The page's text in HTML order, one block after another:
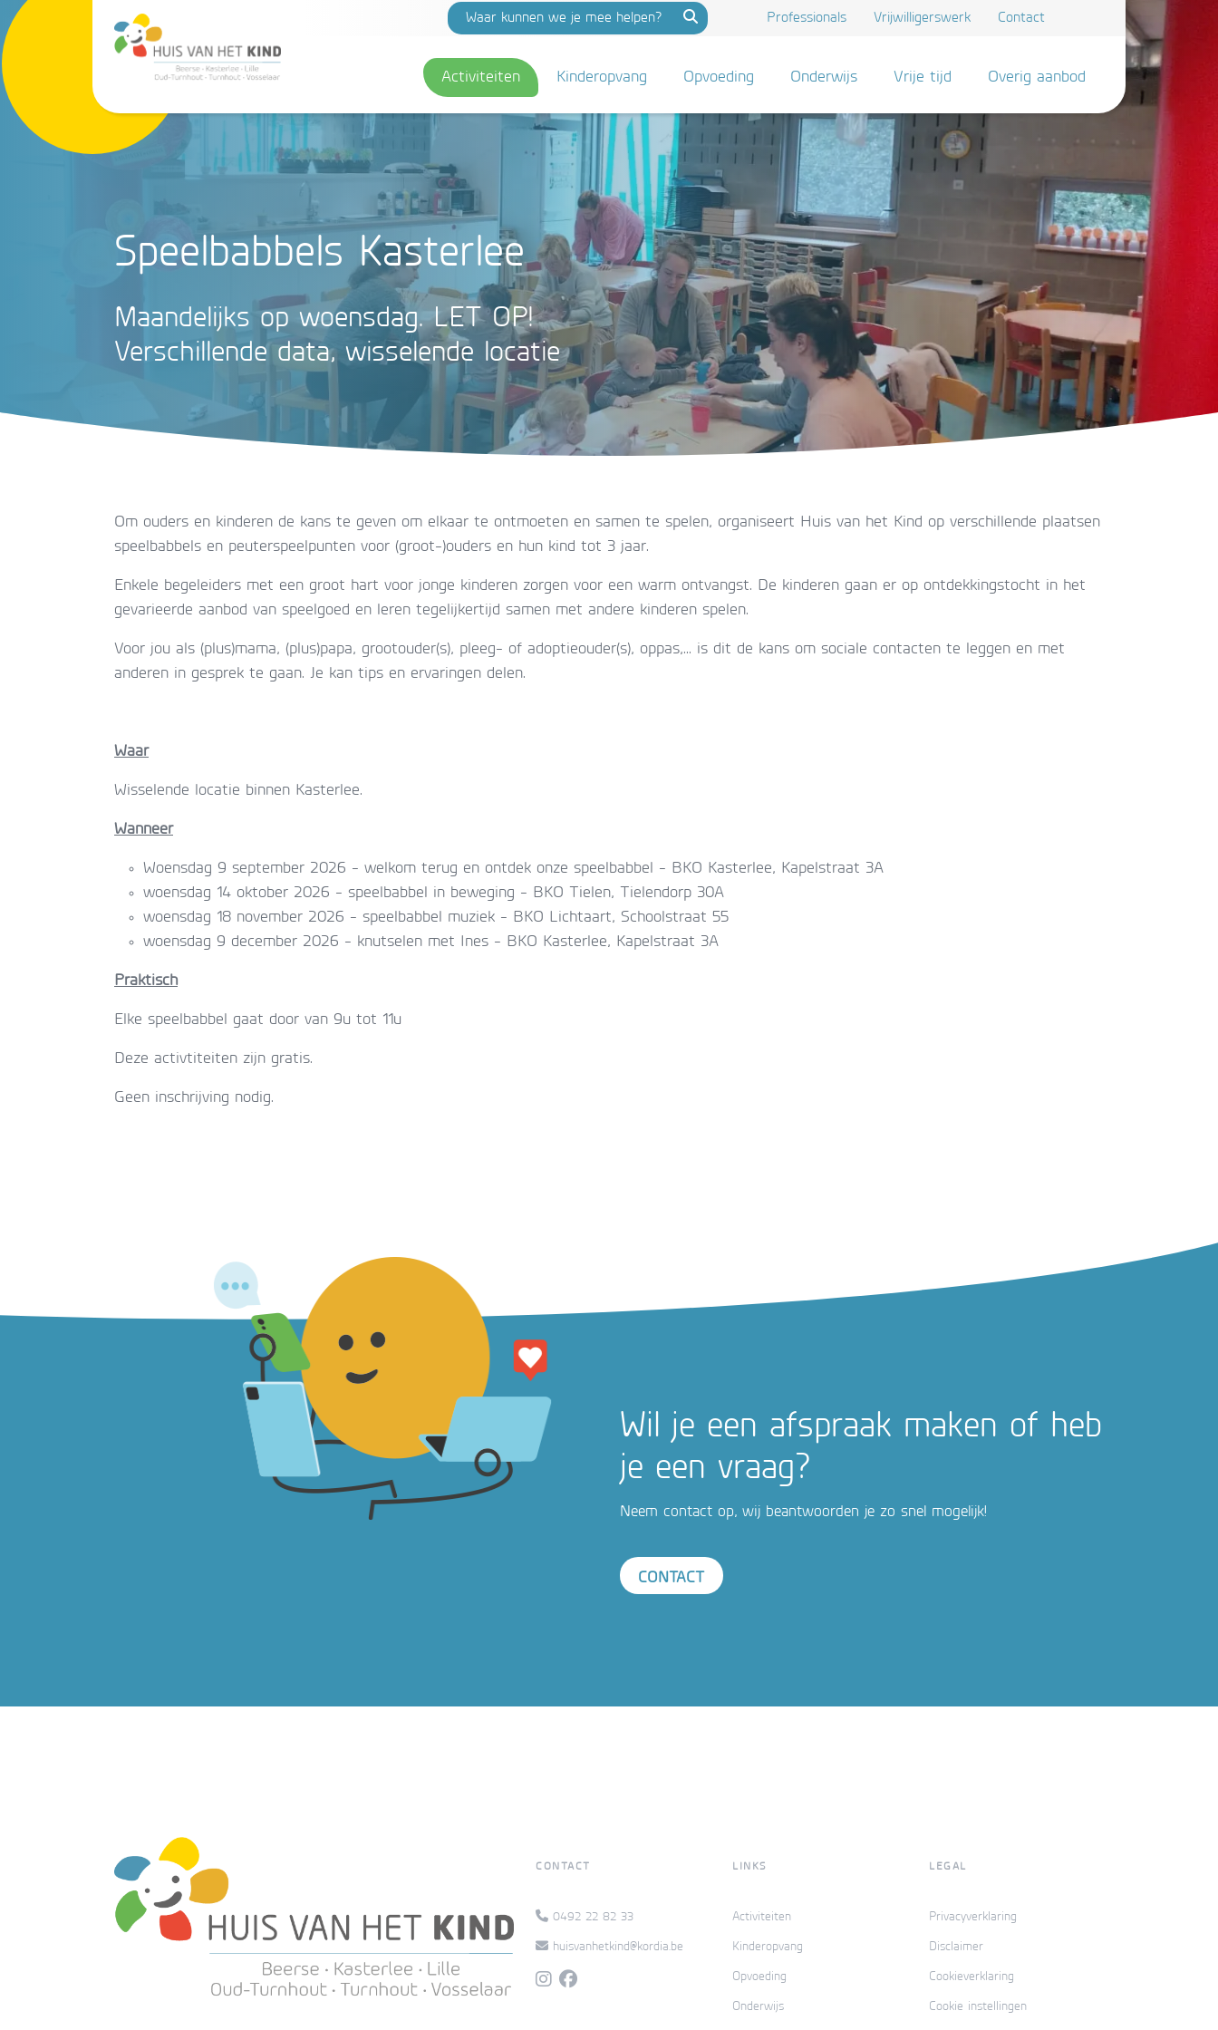
Professionals Vrijwilligerswerk Contact
Activiteiten Kinderopvang Opvoeding Onderwijs Vrije tijd Overig aanbod
Speelbabbels Kasterlee
Maandelijks op woensdag. LET OP!
Verschillende data, wisselende locatie
Om ouders en kinderen de kans te geven om elkaar te ontmoeten en samen te spelen, organiseert Huis van het Kind op verschillende plaatsen
speelbabbels en peuterspeelpunten voor (groot-)ouders en hun kind tot 3 jaar.
Enkele begeleiders met een groot hart voor jonge kinderen zorgen voor een warm ontvangst. De kinderen gaan er op ontdekkingstocht in het
gevarieerde aanbod van speelgoed en leren tegelijkertijd samen met andere kinderen spelen.
Voor jou als (plus)mama, (plus)papa, grootouder(s), pleeg- of adoptieouder(s), oppas,... is dit de kans om sociale contacten te leggen en met
anderen in gesprek te gaan. Je kan tips en ervaringen delen.
Waar
Wisselende locatie binnen Kasterlee.
Wanneer
Woensdag 9 september 2026 - welkom terug en ontdek onze speelbabbel - BKO Kasterlee, Kapelstraat 3A
woensdag 14 oktober 2026 - speelbabbel in beweging - BKO Tielen, Tielendorp 30A
woensdag 18 november 2026 - speelbabbel muziek - BKO Lichtaart, Schoolstraat 55
woensdag 9 december 2026 - knutselen met Ines - BKO Kasterlee, Kapelstraat 3A
Praktisch
Elke speelbabbel gaat door van 9u tot 11u
Deze activtiteiten zijn gratis.
Geen inschrijving nodig.
Wil je een afspraak maken of heb
je een vraag?
Neem contact op, wij beantwoorden je zo snel mogelijk!
CONTACT
CONTACT
0492 22 82 33
huisvanhetkind@kordia.be
LINKS
Activiteiten
Kinderopvang
Opvoeding
Onderwijs
LEGAL
Privacyverklaring
Disclaimer
Cookieverklaring
Cookie instellingen